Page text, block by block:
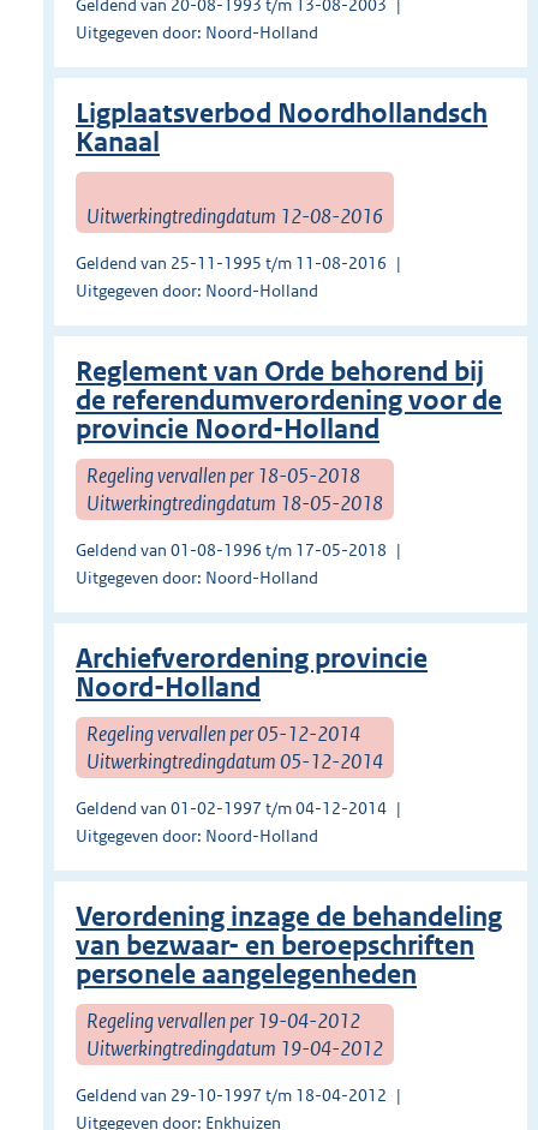
Geldend van 20-08-1993 t/m 13-08-2003
Uitgegeven door: Noord-Holland
Ligplaatsverbod Noordhollandsch
Kanaal
Uitwerkingtredingdatum 12-08-2016
Geldend van 25-11-1995 t/m 11-08-2016
Uitgegeven door: Noord-Holland
Reglement van Orde behorend bij
de referendumverordening voor de
provincie Noord-Holland
Regeling vervallen per 18-05-2018
Uitwerkingtredingdatum 18-05-2018
Geldend van 01-08-1996 t/m 17-05-2018
Uitgegeven door: Noord-Holland
Archiefverordening provincie
Noord-Holland
Regeling vervallen per 05-12-2014
Uitwerkingtredingdatum 05-12-2014
Geldend van 01-02-1997 t/m 04-12-2014
Uitgegeven door: Noord-Holland
Verordening inzage de behandeling
van bezwaar- en beroepschriften
personele aangelegenheden
Regeling vervallen per 19-04-2012
Uitwerkingtredingdatum 19-04-2012
Geldend van 29-10-1997 t/m 18-04-2012
Uitgegeven door: Enkhuizen